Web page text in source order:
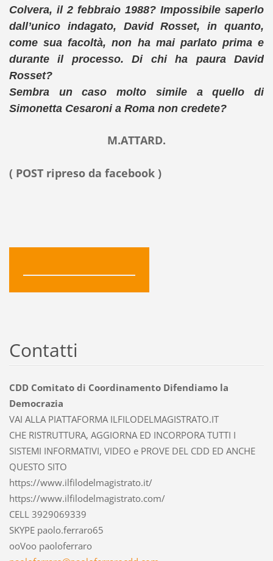
Colvera, il 2 febbraio 1988? Impossibile saperlo
dall’unico indagato, David Rosset, in quanto,
come sua facoltà, non ha mai parlato prima e
durante il processo. Di chi ha paura David
Rosset?
Sembra un caso molto simile a quello di
Simonetta Cesaroni a Roma non credete?
M.ATTARD.
( POST ripreso da facebook )
Contatti
CDD Comitato di Coordinamento Difendiamo la
Democrazia
VAI ALLA PIATTAFORMA ILFILODELMAGISTRATO.IT
CHE RISTRUTTURA, AGGIORNA ED INCORPORA TUTTI I
SISTEMI INFORMATIVI, VIDEO e PROVE DEL CDD ED ANCHE
QUESTO SITO
https://www.ilfilodelmagistrato.it/
https://www.ilfilodelmagistrato.com/
CELL 3929069339
SKYPE paolo.ferraro65
ooVoo paoloferraro